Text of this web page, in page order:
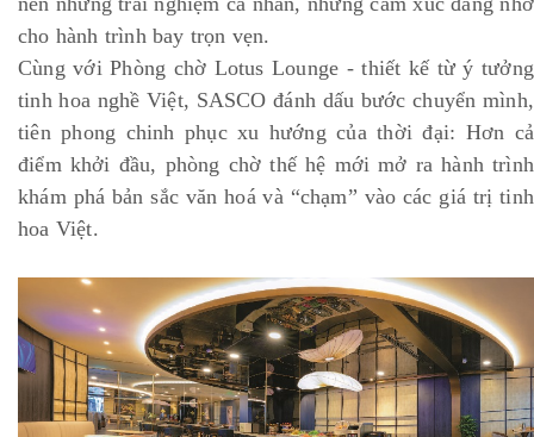
cho hành trình bay trọn vẹn.
Cùng với Phòng chờ Lotus Lounge - thiết kế từ ý tưởng
tinh hoa nghề Việt, SASCO đánh dấu bước chuyển mình,
tiên phong chinh phục xu hướng của thời đại: Hơn cả
điểm khởi đầu, phòng chờ thế hệ mới mở ra hành trình
khám phá bản sắc văn hoá và “chạm” vào các giá trị tinh
hoa Việt.